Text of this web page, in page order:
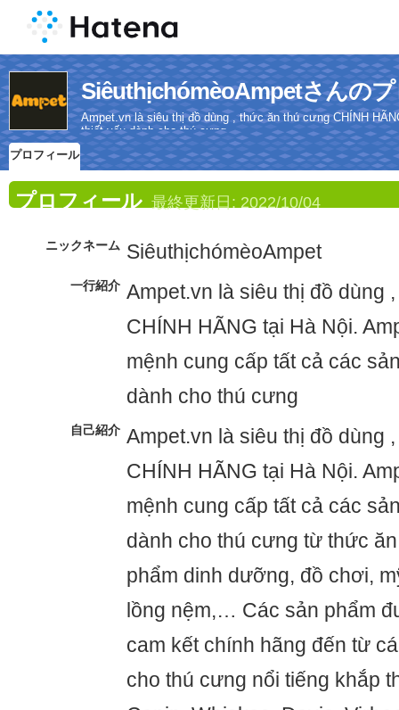
SiêuthịchómèoAmpetさんの
Ampet.vn là siêu thị đồ dùng , thức ăn thú cưng CHÍNH
thiết yếu dành cho thú cưng
プロフィール
プロフィール 最終更新日: 2022/10/04
ニックネーム SiêuthịchómèoAmpet
一行紹介 Ampet.vn là siêu thị đồ dùng
CHÍNH HÃNG tại Hà Nội.
mệnh cung cấp tất cả các
dành cho thú cưng
自己紹介 Ampet.vn là siêu thị đồ dùng
CHÍNH HÃNG tại Hà Nội.
mệnh cung cấp tất cả các
dành cho thú cưng từ thức
phẩm dinh dưỡng, đồ chơi,
lồng nệm,… Các sản phẩm
cam kết chính hãng đến từ
cho thú cưng nổi tiếng khắp